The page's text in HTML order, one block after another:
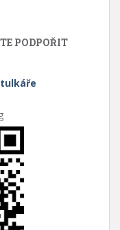
PODPOŘIT